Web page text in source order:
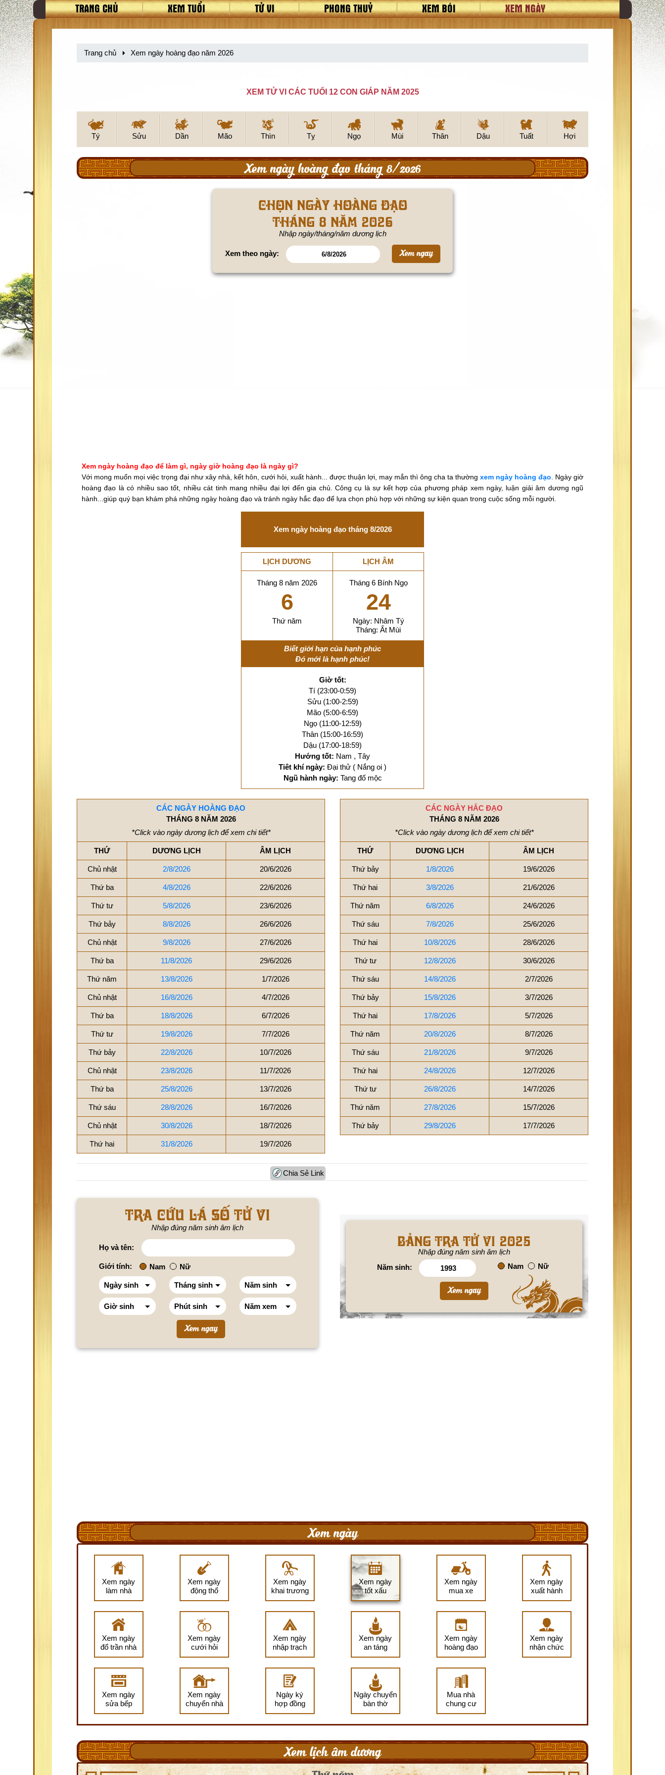
TRANG CHỦ XEM TUỔI TỬ VI PHONG THUỶ XEM BÓI XEM NGÀY
Trang chủ Xem ngày hoàng đạo năm 2026
XEM TỬ VI CÁC TUỔI 12 CON GIÁP NĂM 2025
Tý Sửu Dần Mão Thìn Tỵ Ngọ Mùi Thân Dậu Tuất Hợi
Xem ngày hoàng đạo tháng 8/2026
Chọn ngày hoàng đạo
tháng 8 năm 2026
Nhập ngày/tháng/năm dương lịch
Xem theo ngày:
Xem ngày hoàng đạo để làm gì, ngày giờ hoàng đạo là ngày gì?
Với mong muốn mọi việc trọng đại như xây nhà, kết hôn, cưới hỏi, xuất hành... được thuận lợi, may mắn thì ông cha ta thường xem ngày hoàng đạo . Ngày giờ
hoàng đạo là có nhiều sao tốt, nhiều cát tinh mang nhiều đại lợi đến gia chủ. Công cụ là sự kết hợp của phương pháp xem ngày, luận giải âm dương ngũ
hành...giúp quý bạn khám phá những ngày hoàng đạo và tránh ngày hắc đạo để lựa chọn phù hợp với những sự kiện quan trong cuộc sống mỗi người.
Xem ngày hoàng đạo tháng 8/2026
LỊCH DƯƠNG LỊCH ÂM
Tháng 8 năm 2026
6
Thứ năm
Tháng 6 Bính Ngọ
24
Ngày: Nhâm Tý
Tháng: Ất Mùi
Biết giới hạn của hạnh phúc
Đó mới là hạnh phúc!
Giờ tốt:
Tí (23:00-0:59)
Sửu (1:00-2:59)
Mão (5:00-6:59)
Ngọ (11:00-12:59)
Thân (15:00-16:59)
Dậu (17:00-18:59)
Hướng tốt: Nam , Tây
Tiêt khí ngày: Đại thử ( Nắng oi )
Ngũ hành ngày: Tang đố mộc
CÁC NGÀY HOÀNG ĐẠO
THÁNG 8 NĂM 2026
*Click vào ngày dương lịch để xem chi tiết*
THỨ DƯƠNG LỊCH ÂM LỊCH
Chủ nhật 2/8/2026 20/6/2026
Thứ ba 4/8/2026 22/6/2026
Thứ tư 5/8/2026 23/6/2026
Thứ bảy 8/8/2026 26/6/2026
Chủ nhật 9/8/2026 27/6/2026
Thứ ba 11/8/2026 29/6/2026
Thứ năm 13/8/2026 1/7/2026
Chủ nhật 16/8/2026 4/7/2026
Thứ ba 18/8/2026 6/7/2026
Thứ tư 19/8/2026 7/7/2026
Thứ bảy 22/8/2026 10/7/2026
Chủ nhật 23/8/2026 11/7/2026
Thứ ba 25/8/2026 13/7/2026
Thứ sáu 28/8/2026 16/7/2026
Chủ nhật 30/8/2026 18/7/2026
Thứ hai 31/8/2026 19/7/2026
CÁC NGÀY HẮC ĐẠO
THÁNG 8 NĂM 2026
*Click vào ngày dương lịch để xem chi tiết*
THỨ DƯƠNG LỊCH ÂM LỊCH
Thứ bảy 1/8/2026 19/6/2026
Thứ hai 3/8/2026 21/6/2026
Thứ năm 6/8/2026 24/6/2026
Thứ sáu 7/8/2026 25/6/2026
Thứ hai 10/8/2026 28/6/2026
Thứ tư 12/8/2026 30/6/2026
Thứ sáu 14/8/2026 2/7/2026
Thứ bảy 15/8/2026 3/7/2026
Thứ hai 17/8/2026 5/7/2026
Thứ năm 20/8/2026 8/7/2026
Thứ sáu 21/8/2026 9/7/2026
Thứ hai 24/8/2026 12/7/2026
Thứ tư 26/8/2026 14/7/2026
Thứ năm 27/8/2026 15/7/2026
Thứ bảy 29/8/2026 17/7/2026
Chia Sẻ Link
Tra cứu lá số tử vi
Nhập đúng năm sinh âm lịch
Họ và tên:
Giới tính: Nam Nữ
BẢNG TRA TỬ VI 2025
Nhập đúng năm sinh âm lịch
Năm sinh:
Nam Nữ
Xem ngày
Xem ngày
làm nhà
Xem ngày
động thổ
Xem ngày
khai trương
Xem ngày
tốt xấu
Xem ngày
mua xe
Xem ngày
xuất hành
Xem ngày
đổ trần nhà
Xem ngày
cưới hỏi
Xem ngày
nhập trạch
Xem ngày
an táng
Xem ngày
hoàng đạo
Xem ngày
nhận chức
Xem ngày
sửa bếp
Xem ngày
chuyển nhà
Ngày ký
hợp đồng
Ngày chuyển
bàn thờ
Mua nhà
chung cư
Xem lịch âm dương